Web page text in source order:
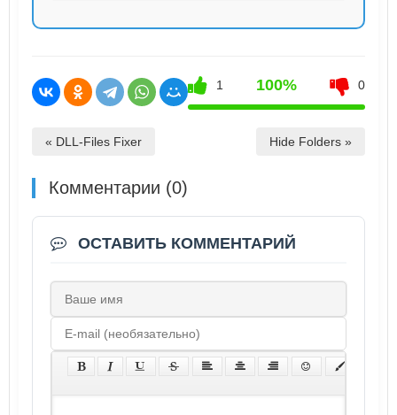
1 100% 0
« DLL-Files Fixer Hide Folders »
Комментарии (0)
ОСТАВИТЬ КОММЕНТАРИЙ